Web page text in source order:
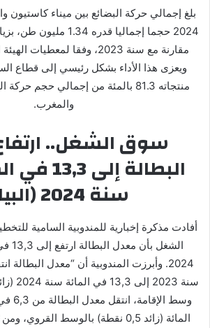
بلغ إجمالي حركة البضائع بين ميناء كاستيون
مقارنة مع سنة 2023، وفقا
ويعزى هذا الأداء بشكل رئيسي إلى قطاع
منتجاته 81.3 بالمئة من إجمالي حجم
والمغرب.
سوق الشغل..
البطالة
سنة 2024 (البيان)
أفادت مذكرة إخبارية للمندوبية السامية